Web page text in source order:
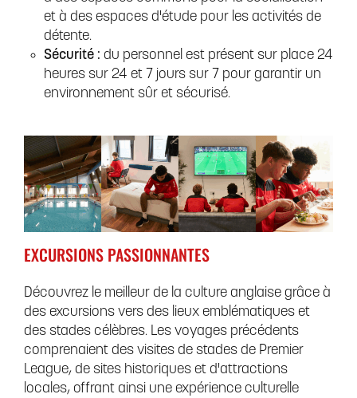
et à des espaces d'étude pour les activités de
détente.
Sécurité : du personnel est présent sur place 24
heures sur 24 et 7 jours sur 7 pour garantir un
environnement sûr et sécurisé.
EXCURSIONS PASSIONNANTES
Découvrez le meilleur de la culture anglaise grâce à
des excursions vers des lieux emblématiques et
des stades célèbres. Les voyages précédents
comprenaient des visites de stades de Premier
League, de sites historiques et d'attractions
locales, offrant ainsi une expérience culturelle